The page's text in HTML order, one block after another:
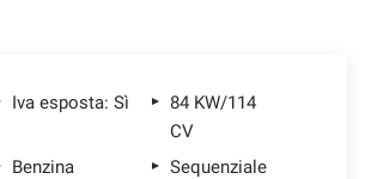
Iva esposta: Sì
84 KW/114
CV
Benzina
Sequenziale